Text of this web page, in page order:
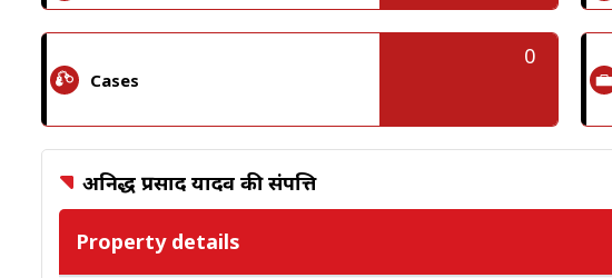
Cases
0
अनिरुद्ध प्रसाद यादव की संपत्ति
Property details